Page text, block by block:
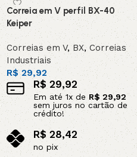
Correia em V perfil BX-40
Keiper
Correias em V,BX, Correias
Industriais
R$29,92
R$ 29,92
Em até 1x deR$ 29,92
sem juros no cartão de
crédito!
R$ 28,42
no pix